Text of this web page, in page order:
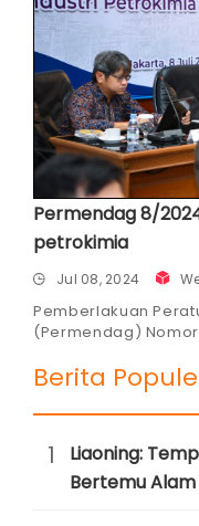
Permendag 8/
petrokimia
Jul 08, 2024
Pemberlakuan
(Permendag)
Berita
1
Liaoning:
Bertemu